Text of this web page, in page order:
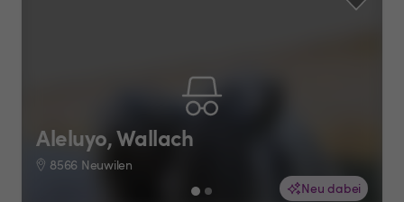
Neu dabei
Aleluyo, Wallach
8566 Neuwilen